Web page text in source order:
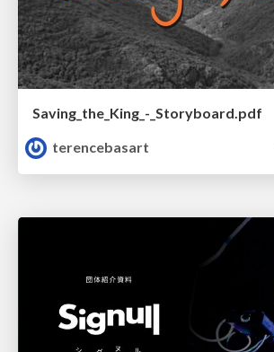
Saving_the_King_-_Storyboard.pdf
terencebasart